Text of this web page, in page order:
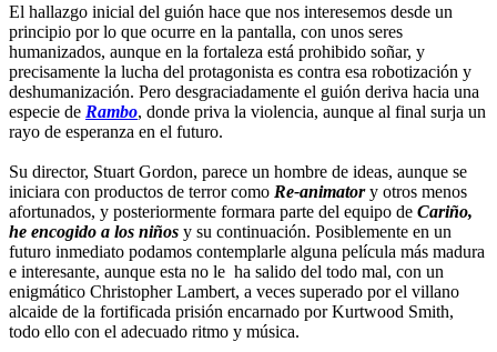
El hallazgo inicial del guión hace que nos interesemos desde un
principio por lo que ocurre en la pantalla, con unos seres
humanizados, aunque en la fortaleza está prohibido soñar, y
precisamente la lucha del protagonista es contra esa robotización y
deshumanización. Pero desgraciadamente el guión deriva hacia una
especie de Rambo, donde priva la violencia, aunque al final surja un
rayo de esperanza en el futuro.
Su director, Stuart Gordon, parece un hombre de ideas, aunque se
iniciara con productos de terror como Re-animatory otros menos
afortunados, y posteriormente formara parte del equipo de Cariño,
he encogido a los niños y su continuación. Posiblemente en un
futuro inmediato podamos contemplarle alguna película más madura
e interesante, aunque esta no le ha salido del todo mal, con un
enigmático Christopher Lambert, a veces superado por el villano
alcaide de la fortificada prisión encarnado por Kurtwood Smith,
todo ello con el adecuado ritmo y música.